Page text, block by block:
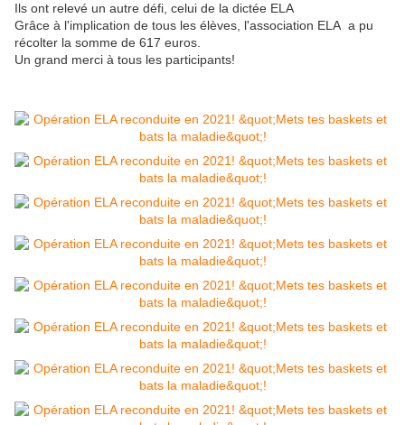
Ils ont relevé un autre défi, celui de la dictée ELA
Grâce à l'implication de tous les élèves, l'association ELA a pu
récolter la somme de 617 euros.
Un grand merci à tous les participants!